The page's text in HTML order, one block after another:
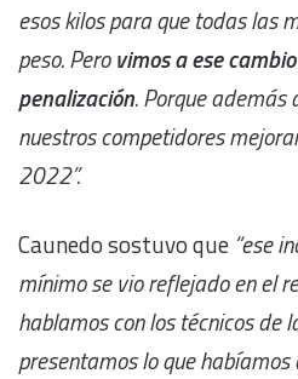
esos kilos para que todas las
peso. Perovimos a ese
penalización. Porque además
nuestros competidores
2022”.
Caunedo sostuvo que “ese
mínimo se vio reflejado en el
hablamos con los técnicos de
presentamos lo que